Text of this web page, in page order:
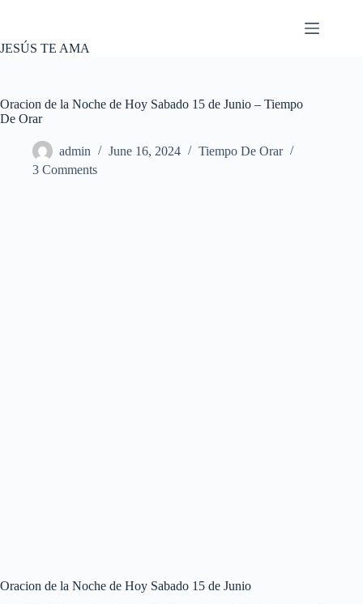
JESÚS TE AMA
Oracion de la Noche de Hoy Sabado 15 de Junio – Tiempo
De Orar
admin June 16, 2024
Tiempo De Orar
3 Comments
Oracion de la Noche de Hoy Sabado 15 de Junio